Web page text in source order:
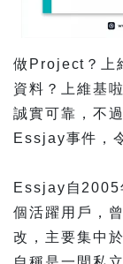
做Project？上
資料？上維基
誠實可靠，不
Essjay事件，
Essjay自2005
個活躍用戶，
改，主要集中